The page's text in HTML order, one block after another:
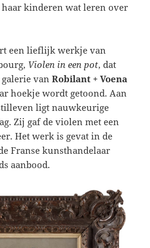
kinderen wat leren over
een lieflijk werkje van
Violen in een pot, dat
galerie vanRobilant + Voena
hoekje wordt getoond. Aan
ligt nauwkeurige
Zij gaf de violen met een
Het werk is gevat in de
Franse kunsthandelaar
aanbood.